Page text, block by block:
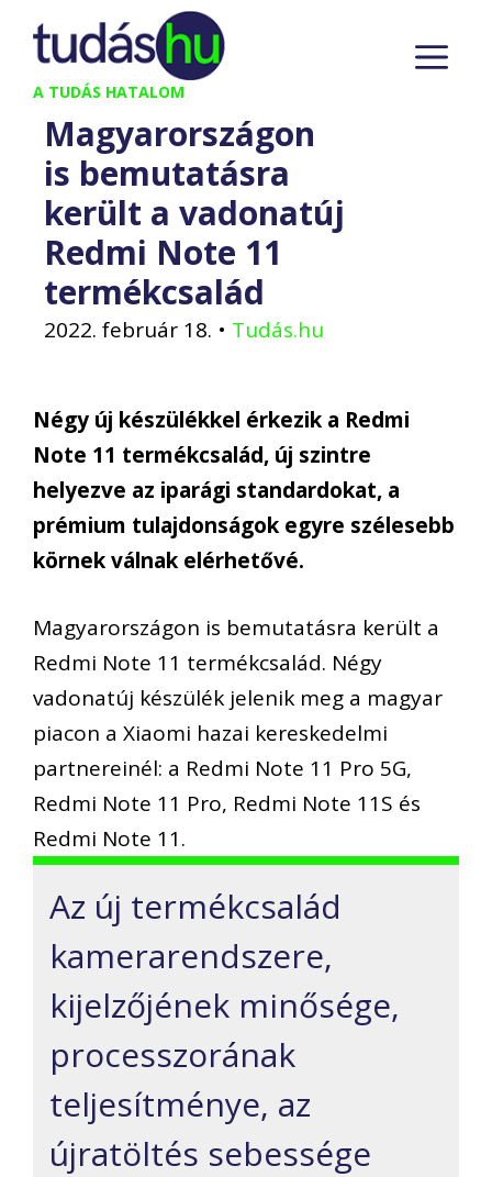
Kilépés
tartalomba
A TUDÁS HATALOM
Magyarországon
is bemutatásra
került a vadonatúj
Redmi Note 11
termékcsalád
2022. február 18. • Tudás.hu
Négy új készülékkel érkezik a Redmi
Note 11 termékcsalád, új szintre
helyezve az iparági standardokat, a
prémium tulajdonságok egyre szélesebb
körnek válnak elérhetővé.
Magyarországon is bemutatásra került a
Redmi Note 11 termékcsalád. Négy
vadonatúj készülék jelenik meg a magyar
piacon a Xiaomi hazai kereskedelmi
partnereinél: a Redmi Note 11 Pro 5G,
Redmi Note 11 Pro, Redmi Note 11S és
Redmi Note 11.
Az új termékcsalád
kamerarendszere,
kijelzőjének minősége,
processzorának
teljesítménye, az
újratöltés sebessége